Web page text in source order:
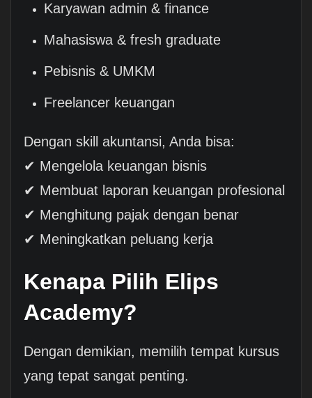
Karyawan admin & finance
Mahasiswa & fresh graduate
Pebisnis & UMKM
Freelancer keuangan
Dengan skill akuntansi, Anda bisa:
✔ Mengelola keuangan bisnis
✔ Membuat laporan keuangan profesional
✔ Menghitung pajak dengan benar
✔ Meningkatkan peluang kerja
Kenapa Pilih Elips
Academy?
Dengan demikian, memilih tempat kursus
yang tepat sangat penting.